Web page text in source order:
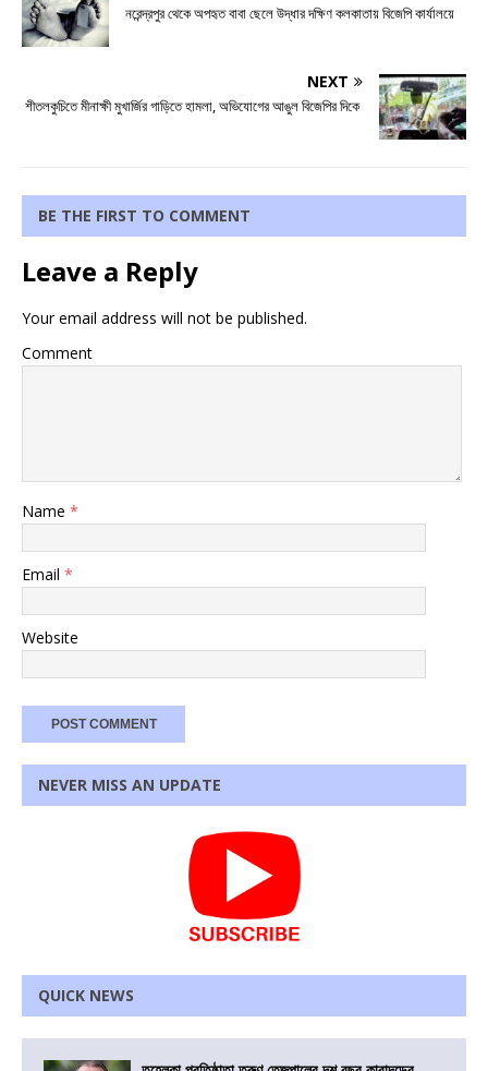
নরেন্দ্রপুর থেকে অপহৃত বাবা ছেলে উদ্ধার দক্ষিণ কলকাতায় বিজেপি কার্যালয়ে
NEXT
শীতলকুচিতে মীনাক্ষী মুখার্জির গাড়িতে হামলা, অভিযোগের আঙুল বিজেপির দিকে
BE THE FIRST TO COMMENT
Leave a Reply
Your email address will not be published.
Comment
Name *
Email *
Website
NEVER MISS AN UPDATE
QUICK NEWS